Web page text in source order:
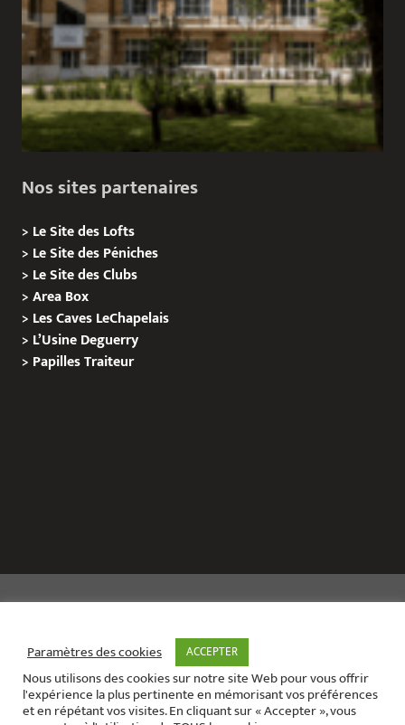
Nos sites partenaires
> Le Site des Lofts
> Le Site des Péniches
> Le Site des Clubs
>Area Box
> Les Caves LeChapelais
> L’Usine Deguerry
> PapillesTraiteur
Le site de l’évènementiel contact :01 42 71 40 79
Contact mail:contact@areabox.fr
Paramètres des cookies ACCEPTER
Nous utilisons des cookies sur notre site Web pour vous offrir
l'expérience la plus pertinente en mémorisant vos préférences
et en répétant vos visites. En cliquant sur « Accepter », vous